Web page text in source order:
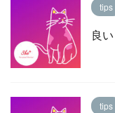
tips
良
tips